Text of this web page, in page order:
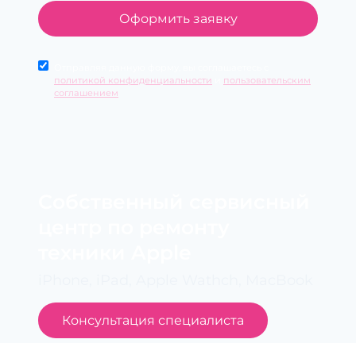
Оформить заявку
политикой конфиденциальности
пользовательским
соглашением
Консультация специалиста